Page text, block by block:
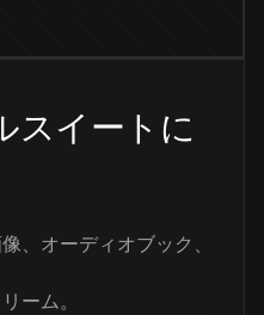
スイートに
、オーディオブック、
ーム。